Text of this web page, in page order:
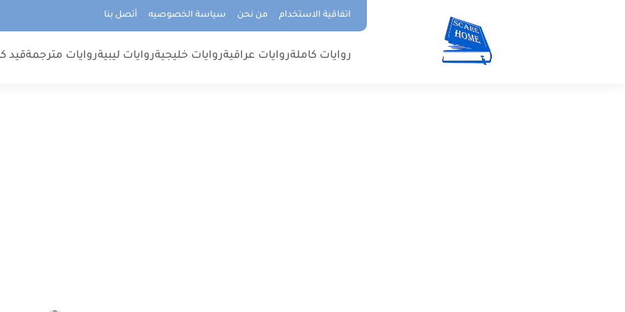
اتفاقية الاستخدام من نحن سياسة الخصوصيه أتصل بنا
روايات كاملةروايات عراقيةروايات خليجيةروايات ليبيةروايات مترجمةقيد